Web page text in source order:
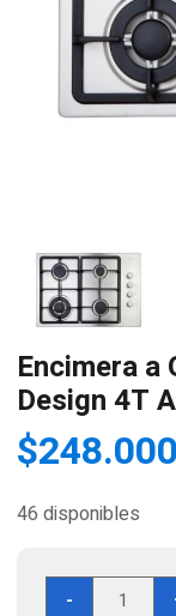
Encimera a
Design 4T
$248.000
46 disponibles
-
Encimera